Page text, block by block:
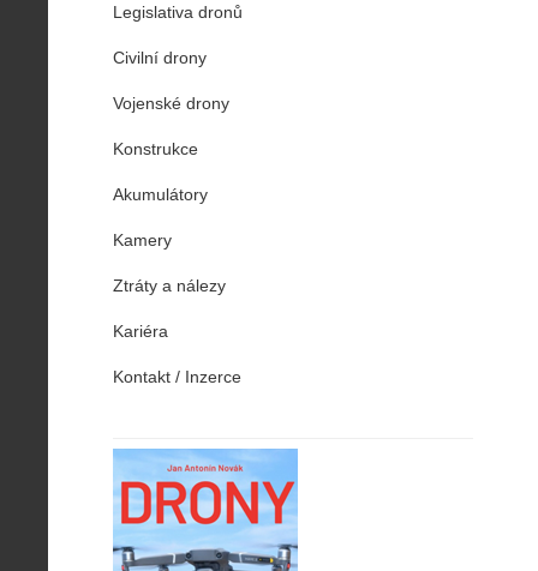
Legislativa dronů
Civilní drony
Vojenské drony
Konstrukce
Akumulátory
Kamery
Ztráty a nálezy
Kariéra
Kontakt / Inzerce